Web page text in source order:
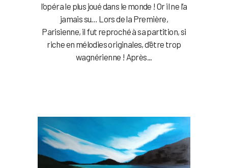
l’opéra le plus joué dans le monde ! Or il ne l’a
jamais su… Lors de la Première,
Parisienne, il fut reproché à sa partition, si
riche en mélodies originales, d’être trop
wagnérienne ! Après...